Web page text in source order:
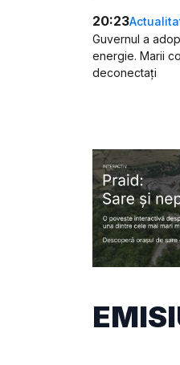
20:23
Guvernul a
energie. Marii
deconectați